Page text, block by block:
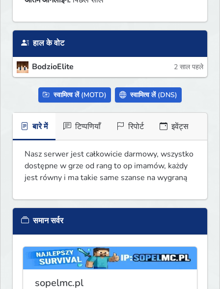
हाल के वोट
BodzioElite 2 साल पहले
स्वामित्व लें (MOTD) स्वामित्व लें (DNS)
बारे में टिप्पणियाँ रिपोर्ट इवेंट्स
Nasz serwer jest całkowicie darmowy, wszystko
dostępne w grze od rang to op imamów, każdy
jest równy i ma takie same szanse na wygraną
समान सर्वर
sopelmc.pl